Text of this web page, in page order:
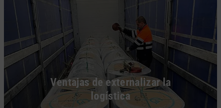
Ventajas de externalizar la
logística